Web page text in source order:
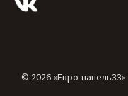
© 2026 «Евро-панель33»